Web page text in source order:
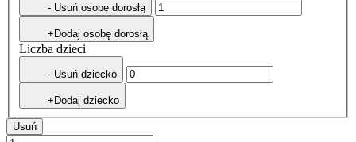
- Usuń osobę dorosłą
+Dodaj osobę dorosłą
Liczba dzieci
- Usuń dziecko
+Dodaj dziecko
Usuń